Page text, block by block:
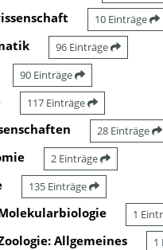
10 Einträge
96 Einträge
90 Einträge
117 Einträge
28 Einträge
2 Einträge
135 Einträge
1
Allgemeines 1